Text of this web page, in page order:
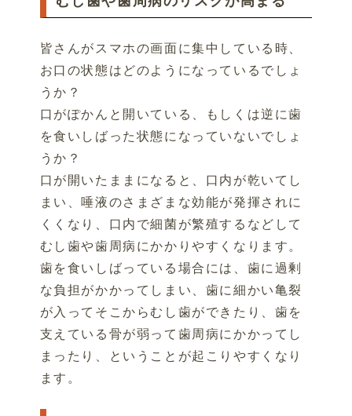
皆さんがスマホの画面に集中している時、
お口の状態はどのようになっているでしょ
うか？
口がぽかんと開いている、もしくは逆に歯
を食いしばった状態になっていないでしょ
うか？
口が開いたままになると、口内が乾いてし
まい、唾液のさまざまな効能が発揮されに
くくなり、口内で細菌が繁殖するなどして
むし歯や歯周病にかかりやすくなります。
歯を食いしばっている場合には、歯に過剰
な負担がかかってしまい、歯に細かい亀裂
が入ってそこからむし歯ができたり、歯を
支えている骨が弱って歯周病にかかってし
まったり、ということが起こりやすくなり
ます。